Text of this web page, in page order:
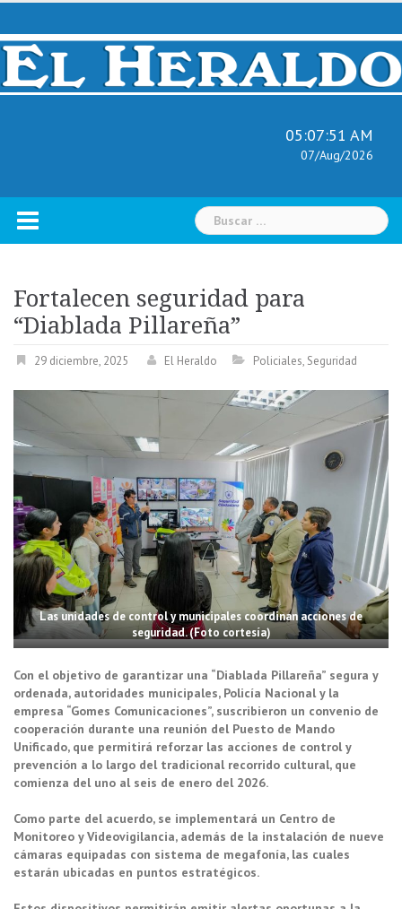
Skip
content
05:07:52 AM
07/Aug/2026
Buscar:
Fortalecen seguridad para
“Diablada Pillareña”
29 diciembre, 2025 El Heraldo Policiales, Seguridad
Las unidades de control y municipales coordinan acciones de
seguridad. (Foto cortesía)
Con el objetivo de garantizar una “Diablada Pillareña” segura y
ordenada, autoridades municipales, Policía Nacional y la
empresa “Gomes Comunicaciones”, suscribieron un convenio de
cooperación durante una reunión del Puesto de Mando
Unificado, que permitirá reforzar las acciones de control y
prevención a lo largo del tradicional recorrido cultural, que
comienza del uno al seis de enero del 2026.
Como parte del acuerdo, se implementará un Centro de
Monitoreo y Videovigilancia, además de la instalación de nueve
cámaras equipadas con sistema de megafonía, las cuales
estarán ubicadas en puntos estratégicos.